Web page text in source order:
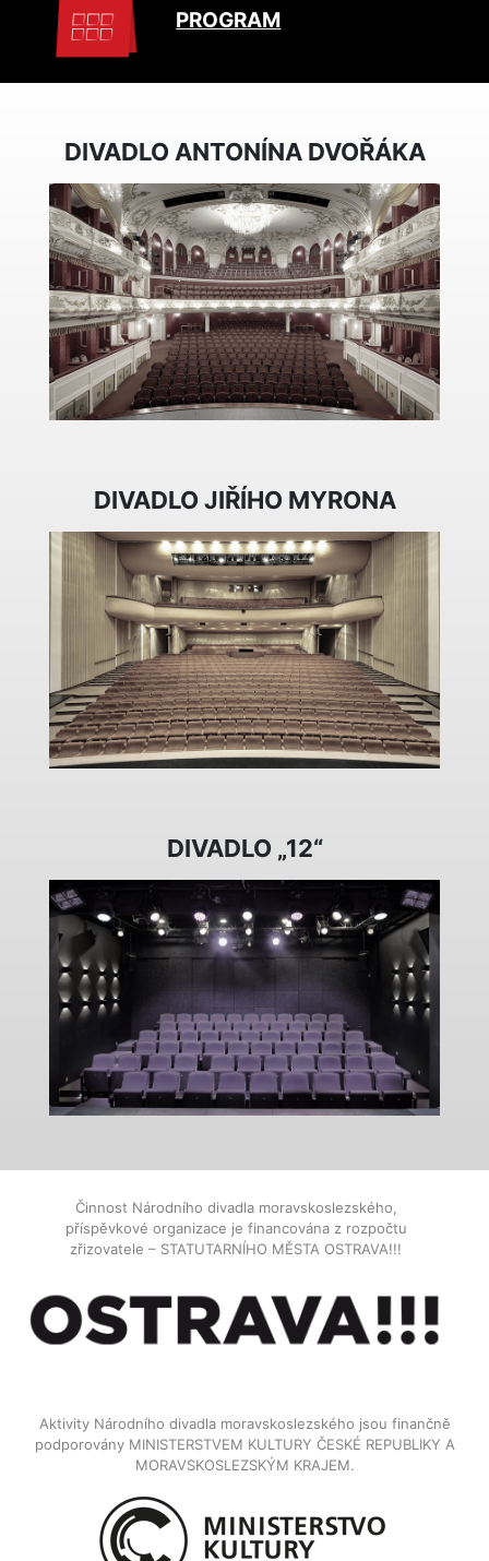
PROGRAM
DIVADLO ANTONÍNA DVOŘÁKA
DIVADLO JIŘÍHO MYRONA
DIVADLO „12“
Činnost Národního divadla moravskoslezského,
příspěvkové organizace je financována z rozpočtu
zřizovatele – STATUTARNÍHO MĚSTA OSTRAVA!!!
Aktivity Národního divadla moravskoslezského jsou finančně
podporovány MINISTERSTVEM KULTURY ČESKÉ REPUBLIKY A
MORAVSKOSLEZSKÝM KRAJEM.